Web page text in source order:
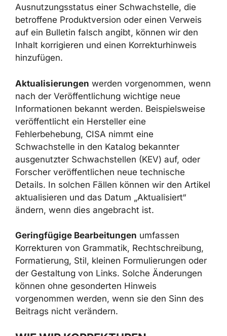
Ausnutzungsstatus einer Schwachstelle, die
betroffene Produktversion oder einen Verweis
auf ein Bulletin falsch angibt, können wir den
Inhalt korrigieren und einen Korrekturhinweis
hinzufügen.
Aktualisierungen werden vorgenommen, wenn
nach der Veröffentlichung wichtige neue
Informationen bekannt werden. Beispielsweise
veröffentlicht ein Hersteller eine
Fehlerbehebung, CISA nimmt eine
Schwachstelle in den Katalog bekannter
ausgenutzter Schwachstellen (KEV) auf, oder
Forscher veröffentlichen neue technische
Details. In solchen Fällen können wir den Artikel
aktualisieren und das Datum „Aktualisiert“
ändern, wenn dies angebracht ist.
Geringfügige Bearbeitungen umfassen
Korrekturen von Grammatik, Rechtschreibung,
Formatierung, Stil, kleinen Formulierungen oder
der Gestaltung von Links. Solche Änderungen
können ohne gesonderten Hinweis
vorgenommen werden, wenn sie den Sinn des
Beitrags nicht verändern.